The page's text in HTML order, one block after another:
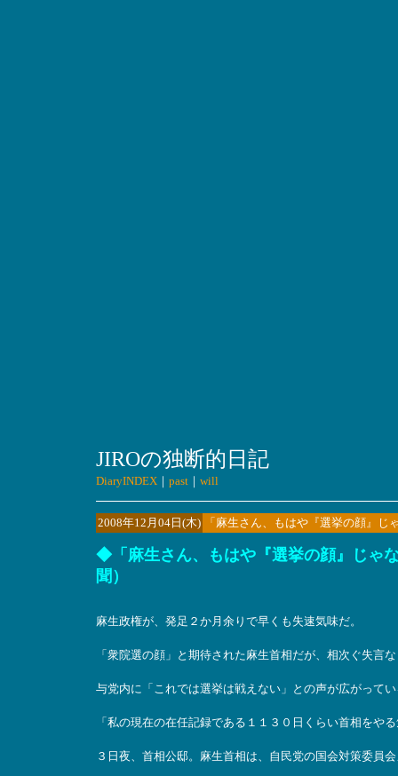
JIROの独断的日記
DiaryINDEX｜ past｜ will
2008年12月04日(木) 「麻生さん、もはや『選挙の顔』
◆「麻生さん、もはや『選挙の顔』じゃ
聞）
麻生政権が、発足２か月余りで早くも失速気味だ。
「衆院選の顔」と期待された麻生首相だが、相次ぐ失言
与党内に「これでは選挙は戦えない」との声が広がって
「私の現在の在任記録である１１３０日くらい首相をや
３日夜、首相公邸。麻生首相は、自民党の国会対策委員